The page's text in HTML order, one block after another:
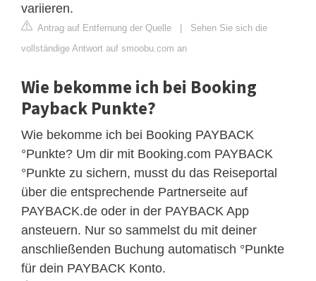
variieren.
Antrag auf Entfernung der Quelle | Sehen Sie sich die
vollständige Antwort auf smoobu.com an
Wie bekomme ich bei Booking
Payback Punkte?
Wie bekomme ich bei Booking PAYBACK
°Punkte? Um dir mit Booking.com PAYBACK
°Punkte zu sichern, musst du das Reiseportal
über die entsprechende Partnerseite auf
PAYBACK.de oder in der PAYBACK App
ansteuern. Nur so sammelst du mit deiner
anschließenden Buchung automatisch °Punkte
für dein PAYBACK Konto.